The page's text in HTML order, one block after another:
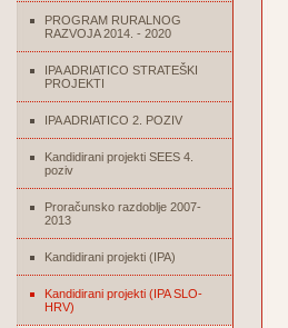
PROGRAM RURALNOG
RAZVOJA 2014. - 2020
IPA ADRIATICO STRATEŠKI
PROJEKTI
IPA ADRIATICO 2. POZIV
Kandidirani projekti SEES 4.
poziv
Proračunsko razdoblje 2007-
2013
Kandidirani projekti (IPA)
Kandidirani projekti (IPA SLO-
HRV)